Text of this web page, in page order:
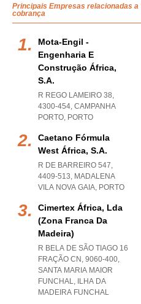
Principais Empresas relacionadas
cobrança
Mota-Engil -
Engenharia E
Construção África,
S.a.
R REGO LAMEIRO 38,
4300-454, CAMPANHA
PORTO, PORTO
Caetano Fórmula
West África, S.a.
R DE BARREIRO 547,
4409-513, MADALENA
VILA NOVA GAIA, PORTO
Cimertex África, Lda
(zona Franca Da
Madeira)
R BELA DE SÃO TIAGO 16
FRAÇÃO CN, 9060-400,
SANTA MARIA MAIOR
FUNCHAL, ILHA DA
MADEIRA FUNCHAL